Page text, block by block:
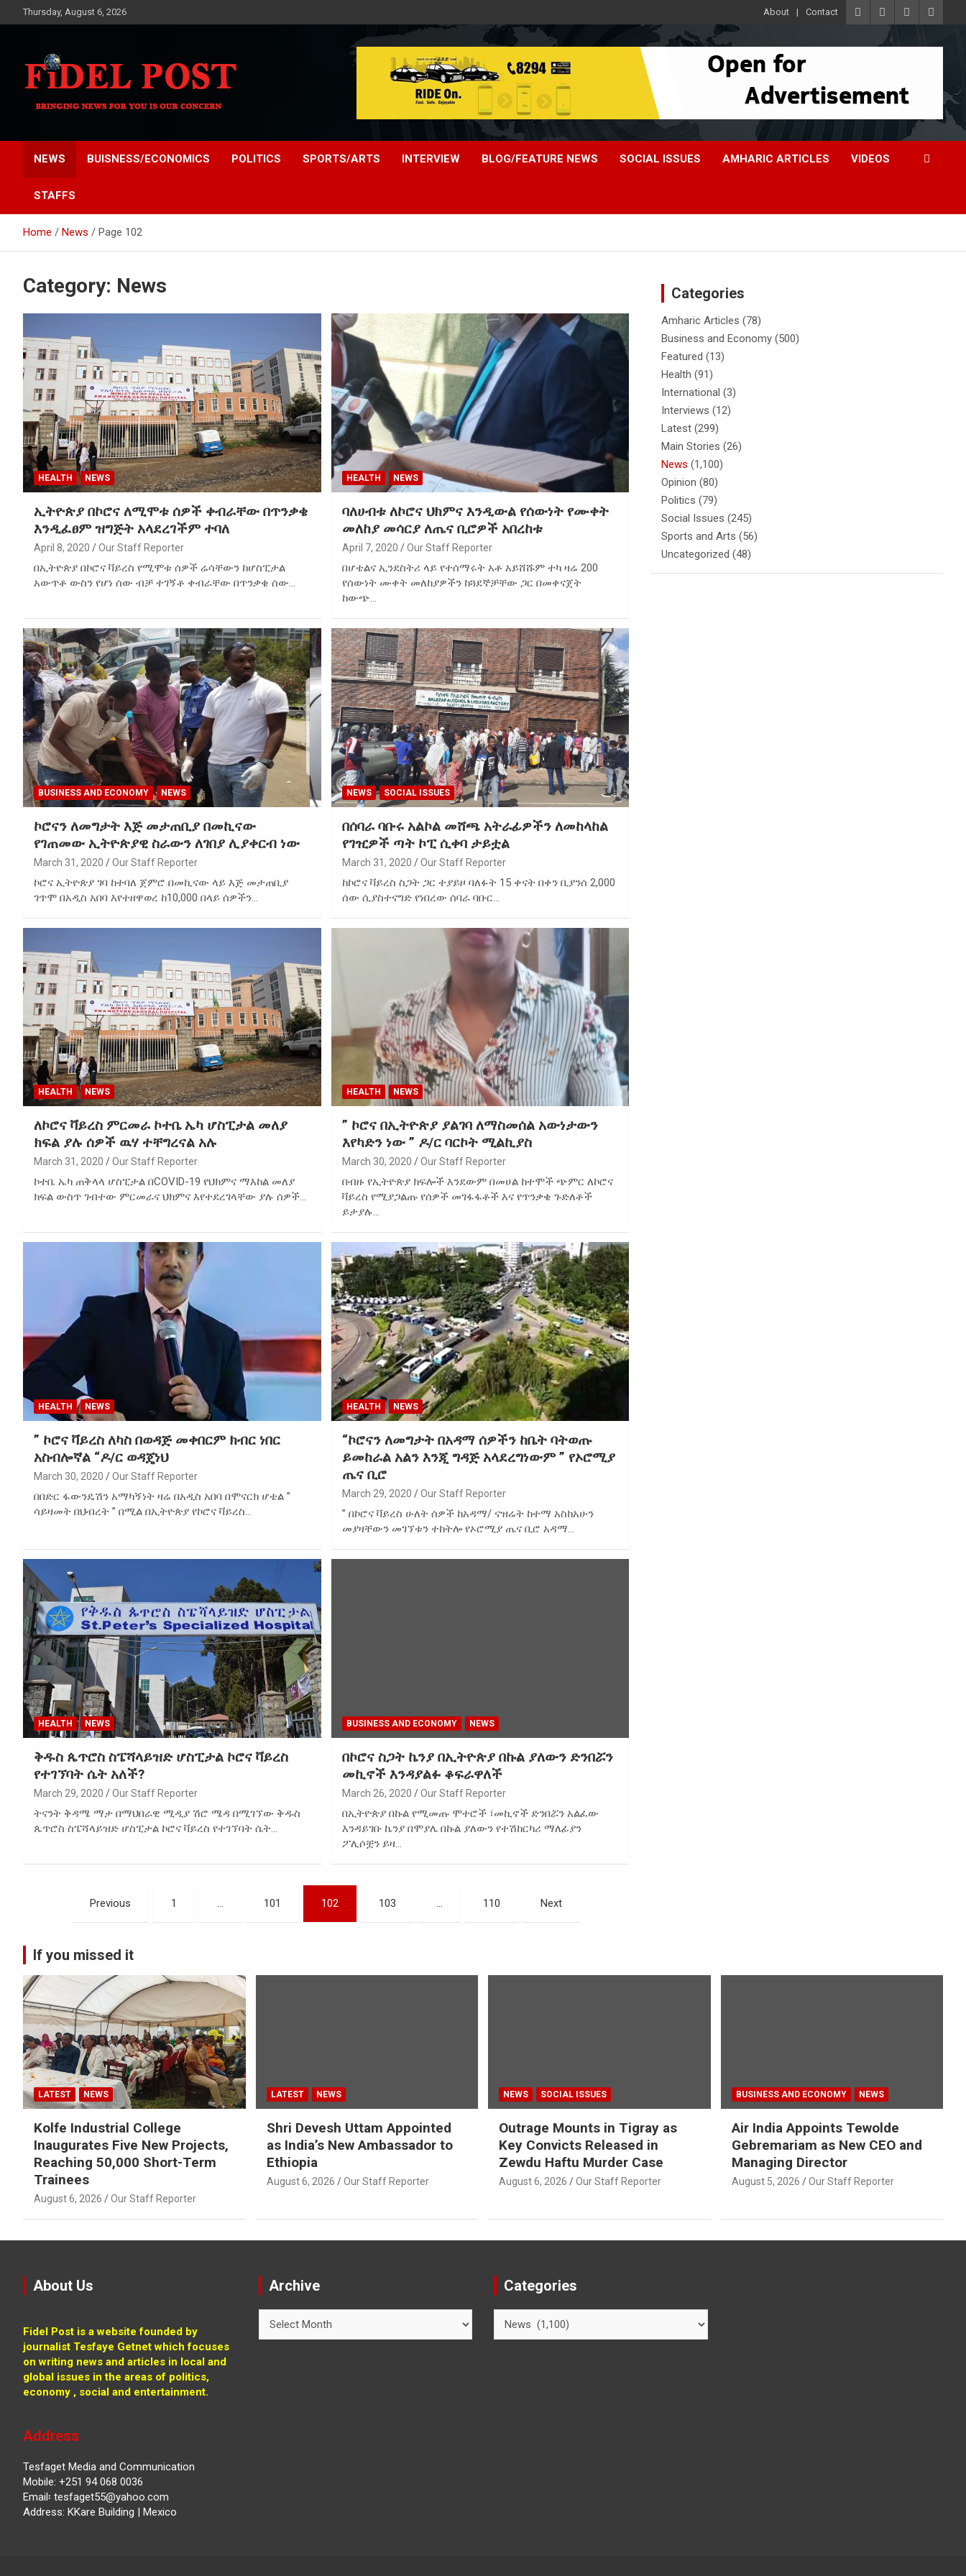
to
Thursday, August 6, 2026 About Contact
Fidel Post
NEWS BUISNESS/ECONOMICS POLITICS SPORTS/ARTS INTERVIEW BLOG/FEATURE NEWS SOCIAL ISSUES AMHARIC ARTICLES VIDEOS
STAFFS
Home News Page 102
Category: News
HEALTH NEWS
ኢትዮጵያ በኮሮና ለሚሞቱ ሰዎች ቀብራቸው በጥንቃቄ
እንዲፈፀም ዝግጅት አላደረገችም ተባለ
April 8, 2020 Our Staff Reporter
በኢትዮጵያ በኮሮና ቫይረስ የሚሞቱ ሰዎች ሬሳቸውን ከሆስፒታል
አውጥቶ ውስን የሆነ ሰው ብቻ ተገኝቶ ቀብራቸው በጥንቃቄ ሰው…
HEALTH NEWS
ባለሀብቱ ለኮሮና ህክምና እንዲውል የሰውነት የሙቀት
መለከያ መሳርያ ለጤና ቢሮዎች አበረከቱ
April 7, 2020 Our Staff Reporter
በሆቴልና ኢንደስትሪ ላይ የተሰማሩት አቶ አይሸሹም ተካ ዛሬ 200
የሰውነት ሙቀት መለከያዎችን ከጓደኞቻቸው ጋር በመቀናጀት
ከውጭ…
BUSINESS AND ECONOMY NEWS
ኮሮናን ለመግታት እጅ መታጠቢያ በመኪናው
የገጠመው ኢትዮጵያዊ ስራውን ለገበያ ሊያቀርብ ነው
March 31, 2020 Our Staff Reporter
ኮሮና ኢትዮጵያ ገባ ከተባለ ጀምሮ በመኪናው ላይ እጅ መታጠቢያ
ገጥሞ በአዲስ አበባ እየተዘዋወረ ከ10,000 በላይ ሰዎችን…
NEWS SOCIAL ISSUES
በሰባራ ባቡሩ አልኮል መሸጫ አትራፊዎችን ለመከላከል
የገዢዎች ጣት ኮፒ ሲቀባ ታይቷል
March 31, 2020 Our Staff Reporter
ከኮሮና ቫይረስ ስጋት ጋር ተያይዞ ባለፉት 15 ቀናት በቀን ቢያንሰ 2,000
ሰው ሲያስተናግድ የነበረው ሰባራ ባቡር…
HEALTH NEWS
ለኮሮና ቫይረስ ምርመራ ኮተቤ ኤካ ሆስፒታል መለያ
ክፍል ያሉ ሰዎች ዉሃ ተቸግረናል አሉ
March 31, 2020 Our Staff Reporter
ኮተቤ ኤካ ጠቅላላ ሆስፒታል በCOVID-19 የህክምና ማእከል መለያ
ክፍል ውስጥ ገብተው ምርመራና ህክምና እየተደረገላቸው ያሉ ሰዎች…
HEALTH NEWS
” ኮሮና በኢትዮጵያ ያልገባ ለማስመሰል አውነታውን
እየካድን ነው ” ዶ/ር ባርኮት ሚልኪያስ
March 30, 2020 Our Staff Reporter
በብዙ የኢትዮጵያ ክፍሎች እንደውም በመሀል ከተሞች ጭምር ለኮሮና
ቫይረስ የሚያጋልጡ የሰዎች መገፋፋቶች እና የጥንቃቄ ጉድለቶች
ይታያሉ…
HEALTH NEWS
” ኮሮና ቫይረስ ለካስ በወዳጅ መቀበርም ክብር ነበር
አስብሎኛል “ዶ/ር ወዳጄነህ
March 30, 2020 Our Staff Reporter
በበድር ፋውንዴሽን አማካኝነት ዛሬ በአዲስ አበባ በሞናርክ ሆቴል ”
ሳይዛመት በህብረት ” በሚል በኢትዮጵያ የኮሮና ቫይረስ…
HEALTH NEWS
“ኮሮናን ለመግታት በአዳማ ሰዎችን ከቤት ባትወጡ
ይመከራል አልን እንጂ ግዳጅ አላደረግነውም ” የኦሮሚያ
ጤና ቢሮ
March 29, 2020 Our Staff Reporter
” በኮሮና ቫይረስ ሁለት ሰዎች ከአዳማ/ ናዝሬት ከተማ አስከአሁን
መያዛቸውን መገኘቱን ተከትሎ የኦሮሚያ ጤና ቢሮ አዳማ…
HEALTH NEWS
ቅዱስ ጴጥሮስ ስፔሻላይዝድ ሆስፒታል ኮሮና ቫይረስ
የተገኘባት ሴት አለች?
March 29, 2020 Our Staff Reporter
ትናንት ቅዳሜ ማታ በማህበራዊ ሚዲያ ሽሮ ሜዳ በሚገኘው ቅዱስ
ጴጥሮስ ስፔሻላይዝድ ሆስፒታል ኮሮና ቫይረስ የተገኘባት ሴት…
BUSINESS AND ECONOMY NEWS
በኮሮና ስጋት ኬንያ በኢትዮጵያ በኩል ያለውን ድንበሯን
መኪኖች እንዳያልፉ ቆፍራዋለች
March 26, 2020 Our Staff Reporter
በኢትዮጵያ በኩል የሚመጡ ሞተሮች ፣መኪኖች ድንበሯን አልፈው
እንዳይገቡ ኬንያ በሞያሌ በኩል ያለውን የተሽከርካሪ ማለፊያን
ፖሊሶቿን ይዛ…
pagination
Previous 1 … 101 102 103 … 110 Next
Categories
Amharic Articles (78)
Business and Economy (500)
Featured (13)
Health (91)
International (3)
Interviews (12)
Latest (299)
Main Stories (26)
News (1,100)
Opinion (80)
Politics (79)
Social Issues (245)
Sports and Arts (56)
Uncategorized (48)
If you missed it
LATEST NEWS
Kolfe Industrial College
Inaugurates Five New Projects,
Reaching 50,000 Short-Term
Trainees
August 6, 2026 Our Staff Reporter
LATEST NEWS
Shri Devesh Uttam Appointed
as India’s New Ambassador to
Ethiopia
August 6, 2026 Our Staff Reporter
NEWS SOCIAL ISSUES
Outrage Mounts in Tigray as
Key Convicts Released in
Zewdu Haftu Murder Case
August 6, 2026 Our Staff Reporter
BUSINESS AND ECONOMY NEWS
Air India Appoints Tewolde
Gebremariam as New CEO and
Managing Director
August 5, 2026 Our Staff Reporter
About Us
Fidel Post is a website founded by
journalist Tesfaye Getnet which focuses
on writing news and articles in local and
global issues in the areas of politics,
economy , social and entertainment.
Address
Tesfaget Media and Communication
Mobile: +251 94 068 0036
Email፡ tesfaget55@yahoo.com
Address: KKare Building | Mexico
Archive Categories